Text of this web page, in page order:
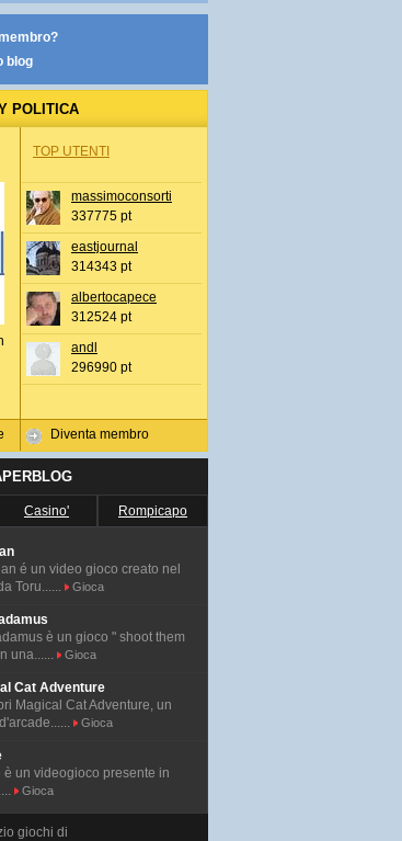
blog
POLITICA
TOP UTENTI
massimoconsorti
337775 pt
eastjournal
314343 pt
albertocapece
312524 pt
andl
296990 pt
Diventa membro
Casino' Rompicapo
é un video gioco creato nel
Toru......
Gioca
è un gioco " shoot them
una......
Gioca
Cat Adventure
Magical Cat Adventure, un
Gioca
è un videogioco presente in
Gioca
giochi di